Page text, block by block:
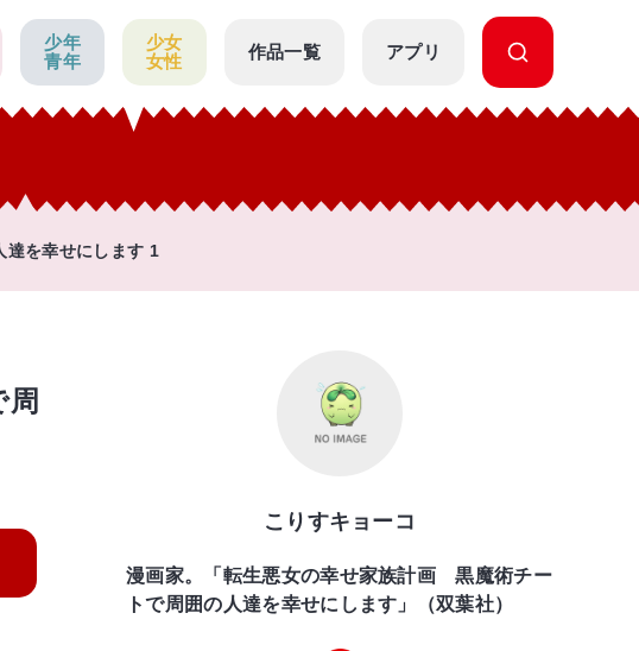
少年
青年
少女
女性
作品一覧 アプリ
達を幸せにします 1
こりすキョーコ
漫画家。「転生悪女の幸せ家族計画 黒魔術チー
トで周囲の人達を幸せにします」（双葉社）